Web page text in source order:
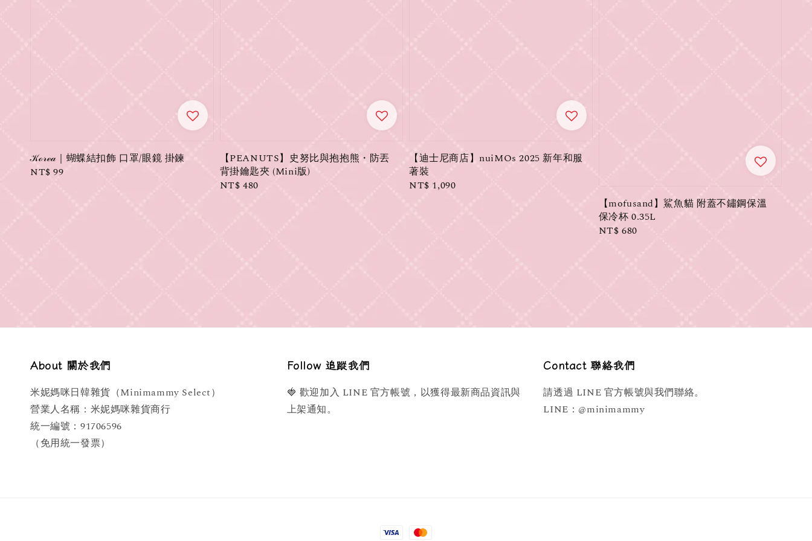
𝒦ℴ𝓇ℯ𝒶｜蝴蝶結扣飾 口罩/眼鏡 掛鍊
Regular
NT$ 99
【PEANUTS】史努比與抱抱熊・防丟
背掛鑰匙夾 (Mini版)
Regular
NT$ 480
【迪士尼商店】nuiMOs 2025 新年和服
著裝
Regular
NT$ 1,090
【mofusand】鯊魚貓 附蓋不鏽鋼保溫
保冷杯 0.35L
Regular
NT$ 680
About 關於我們
米妮媽咪日韓雜貨（Minimammy Select）
營業人名稱：米妮媽咪雜貨商行
統一編號：91706596
（免用統一發票）
Follow 追蹤我們
🍓 歡迎加入 LINE 官方帳號，以獲得最新商品資訊與
上架通知。
Contact 聯絡我們
請透過 LINE 官方帳號與我們聯絡。
LINE：@minimammy